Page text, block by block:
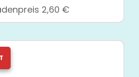
2,60 €